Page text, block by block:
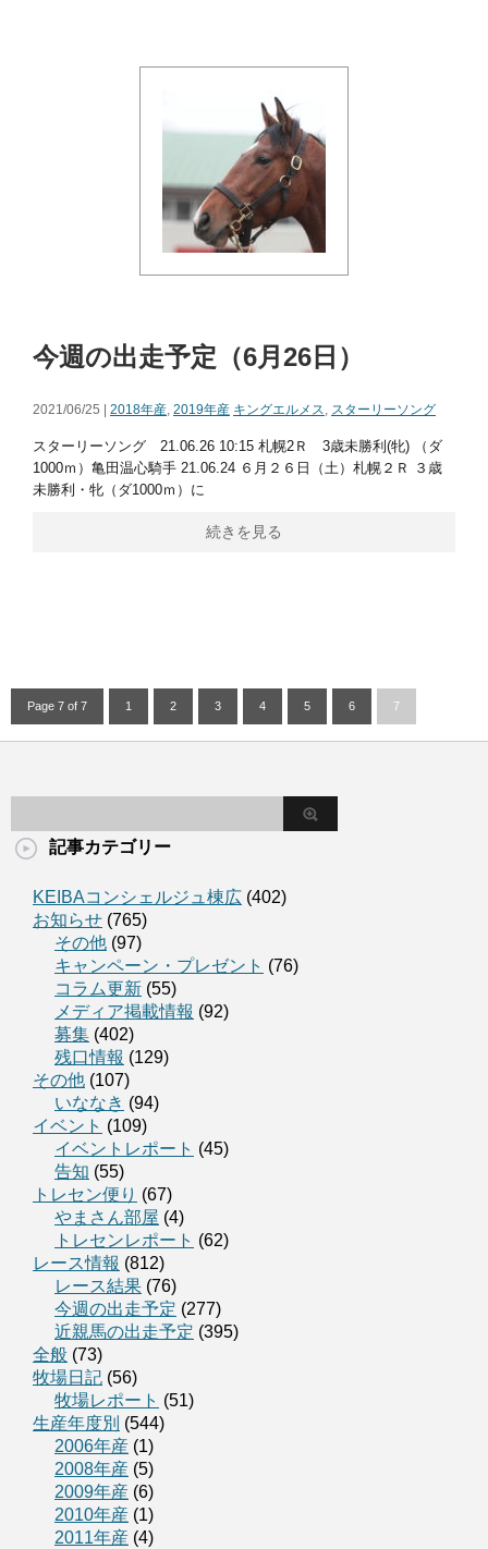
今週の出走予定（6月26日）
2021/06/25 | 2018年産 2019年産 キングエルメス スターリーソング
スターリーソング 21.06.26 10:15 札幌2Ｒ 3歳未勝利(牝) （ダ
1000ｍ）亀田温心騎手 21.06.24 ６月２６日（土）札幌２Ｒ ３歳
未勝利・牝（ダ1000ｍ）に
続きを見る
Page 7 of 7 1 2 3 4 5 6 7
記事カテゴリー
KEIBAコンシェルジュ棟広 (402)
お知らせ (765)
その他 (97)
キャンペーン・プレゼント (76)
コラム更新 (55)
メディア掲載情報 (92)
募集 (402)
残口情報 (129)
その他 (107)
いななき (94)
イベント (109)
イベントレポート (45)
告知 (55)
トレセン便り (67)
やまさん部屋 (4)
トレセンレポート (62)
レース情報 (812)
レース結果 (76)
今週の出走予定 (277)
近親馬の出走予定 (395)
全般 (73)
牧場日記 (56)
牧場レポート (51)
生産年度別 (544)
2006年産 (1)
2008年産 (5)
2009年産 (6)
2010年産 (1)
2011年産 (4)